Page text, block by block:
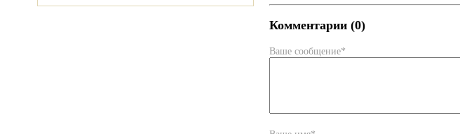
Комментарии (0)
Ваше сообщение*